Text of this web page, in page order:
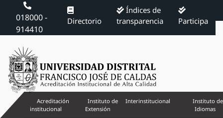
018000 -
914410
Directorio
Índices de
transparencia
Participa
Acreditación
institucional
Instituto de
Extensión
Interinstitucional
Instituto de
Idiomas